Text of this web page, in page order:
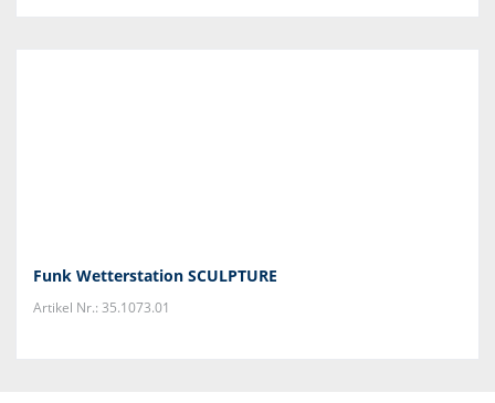
Funk Wetterstation SCULPTURE
Artikel Nr.: 35.1073.01